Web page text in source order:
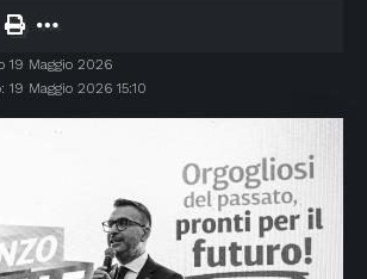
Maggio 2026 15:10
19 Maggio 2026